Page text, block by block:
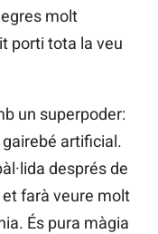
molt
porti tota la veu
un superpoder:
artificial.
després de
et farà veure molt
És pura màgia